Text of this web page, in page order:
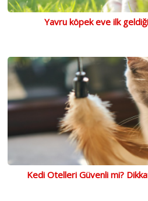
Yavru köpek eve ilk
Kedi Otelleri Güvenli mi?